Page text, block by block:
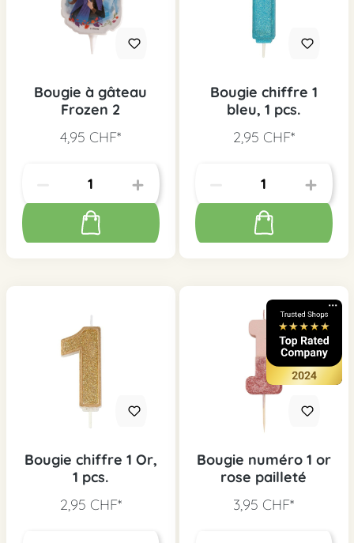
Bougie à gâteau
Frozen 2
4,95 CHF*
Bougie chiffre 1
bleu, 1 pcs.
2,95 CHF*
Bougie chiffre 1 Or,
1 pcs.
2,95 CHF*
Bougie numéro 1 or
rose pailleté
3,95 CHF*